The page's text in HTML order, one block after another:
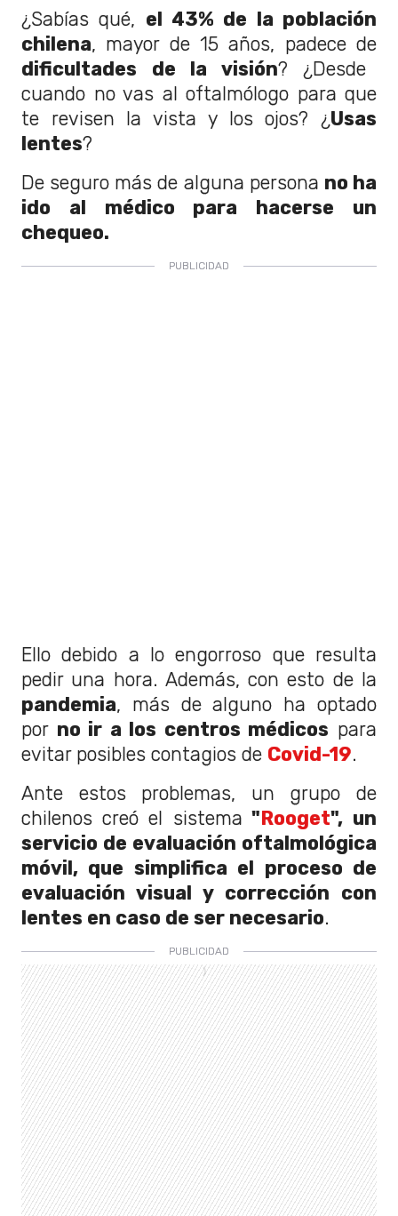
¿Sabías qué, el 43% de la población
chilena, mayor de 15 años, padece de
dificultades de la visión? ¿Desde
cuando no vas al oftalmólogo para que
te revisen la vista y los ojos? ¿Usas
lentes?
De seguro más de alguna persona no ha
ido al médico para hacerse un
chequeo.
Ello debido a lo engorroso que resulta
pedir una hora. Además, con esto de la
pandemia, más de alguno ha optado
por no ir a los centros médicos para
evitar posibles contagios de Covid-19.
Ante estos problemas, un grupo de
chilenos creó el sistema " Rooget", un
servicio de evaluación oftalmológica
móvil, que simplifica el proceso de
evaluación visual y corrección con
lentes en caso de ser necesario.